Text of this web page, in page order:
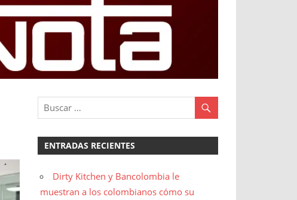
ENTRADAS RECIENTES
Dirty Kitchen y Bancolombia le
muestran a los colombianos cómo su